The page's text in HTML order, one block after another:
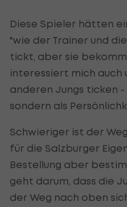
Diese Spieler hätten
"wie der Trainer und
tickt, aber sie
interessiert mich auch
anderen Jungs ticken -
sondern als
Schwieriger ist der
für die Salzburger
Bestellung aber
geht darum, dass die
der Weg nach oben